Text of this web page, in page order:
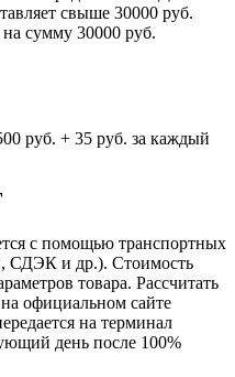
свыше 30000 руб.
сумму 30000 руб.
руб. + 35 руб. за каждый
с помощью транспортных
СДЭК и др.). Стоимость
товара. Рассчитать
официальном сайте
на терминал
день после 100%